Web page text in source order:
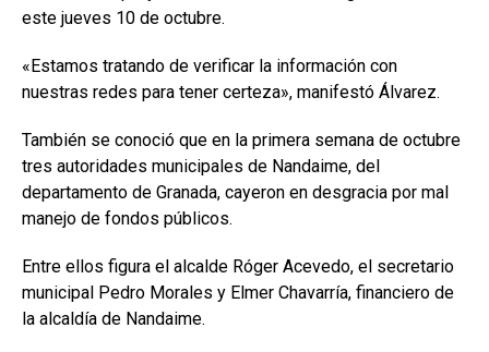
este jueves 10 de octubre.
«Estamos tratando de verificar la información con
nuestras redes para tener certeza», manifestó Álvarez.
También se conoció que en la primera semana de octubre
tres autoridades municipales de Nandaime, del
departamento de Granada, cayeron en desgracia por mal
manejo de fondos públicos.
Entre ellos figura el alcalde Róger Acevedo, el secretario
municipal Pedro Morales y Elmer Chavarría, financiero de
la alcaldía de Nandaime.